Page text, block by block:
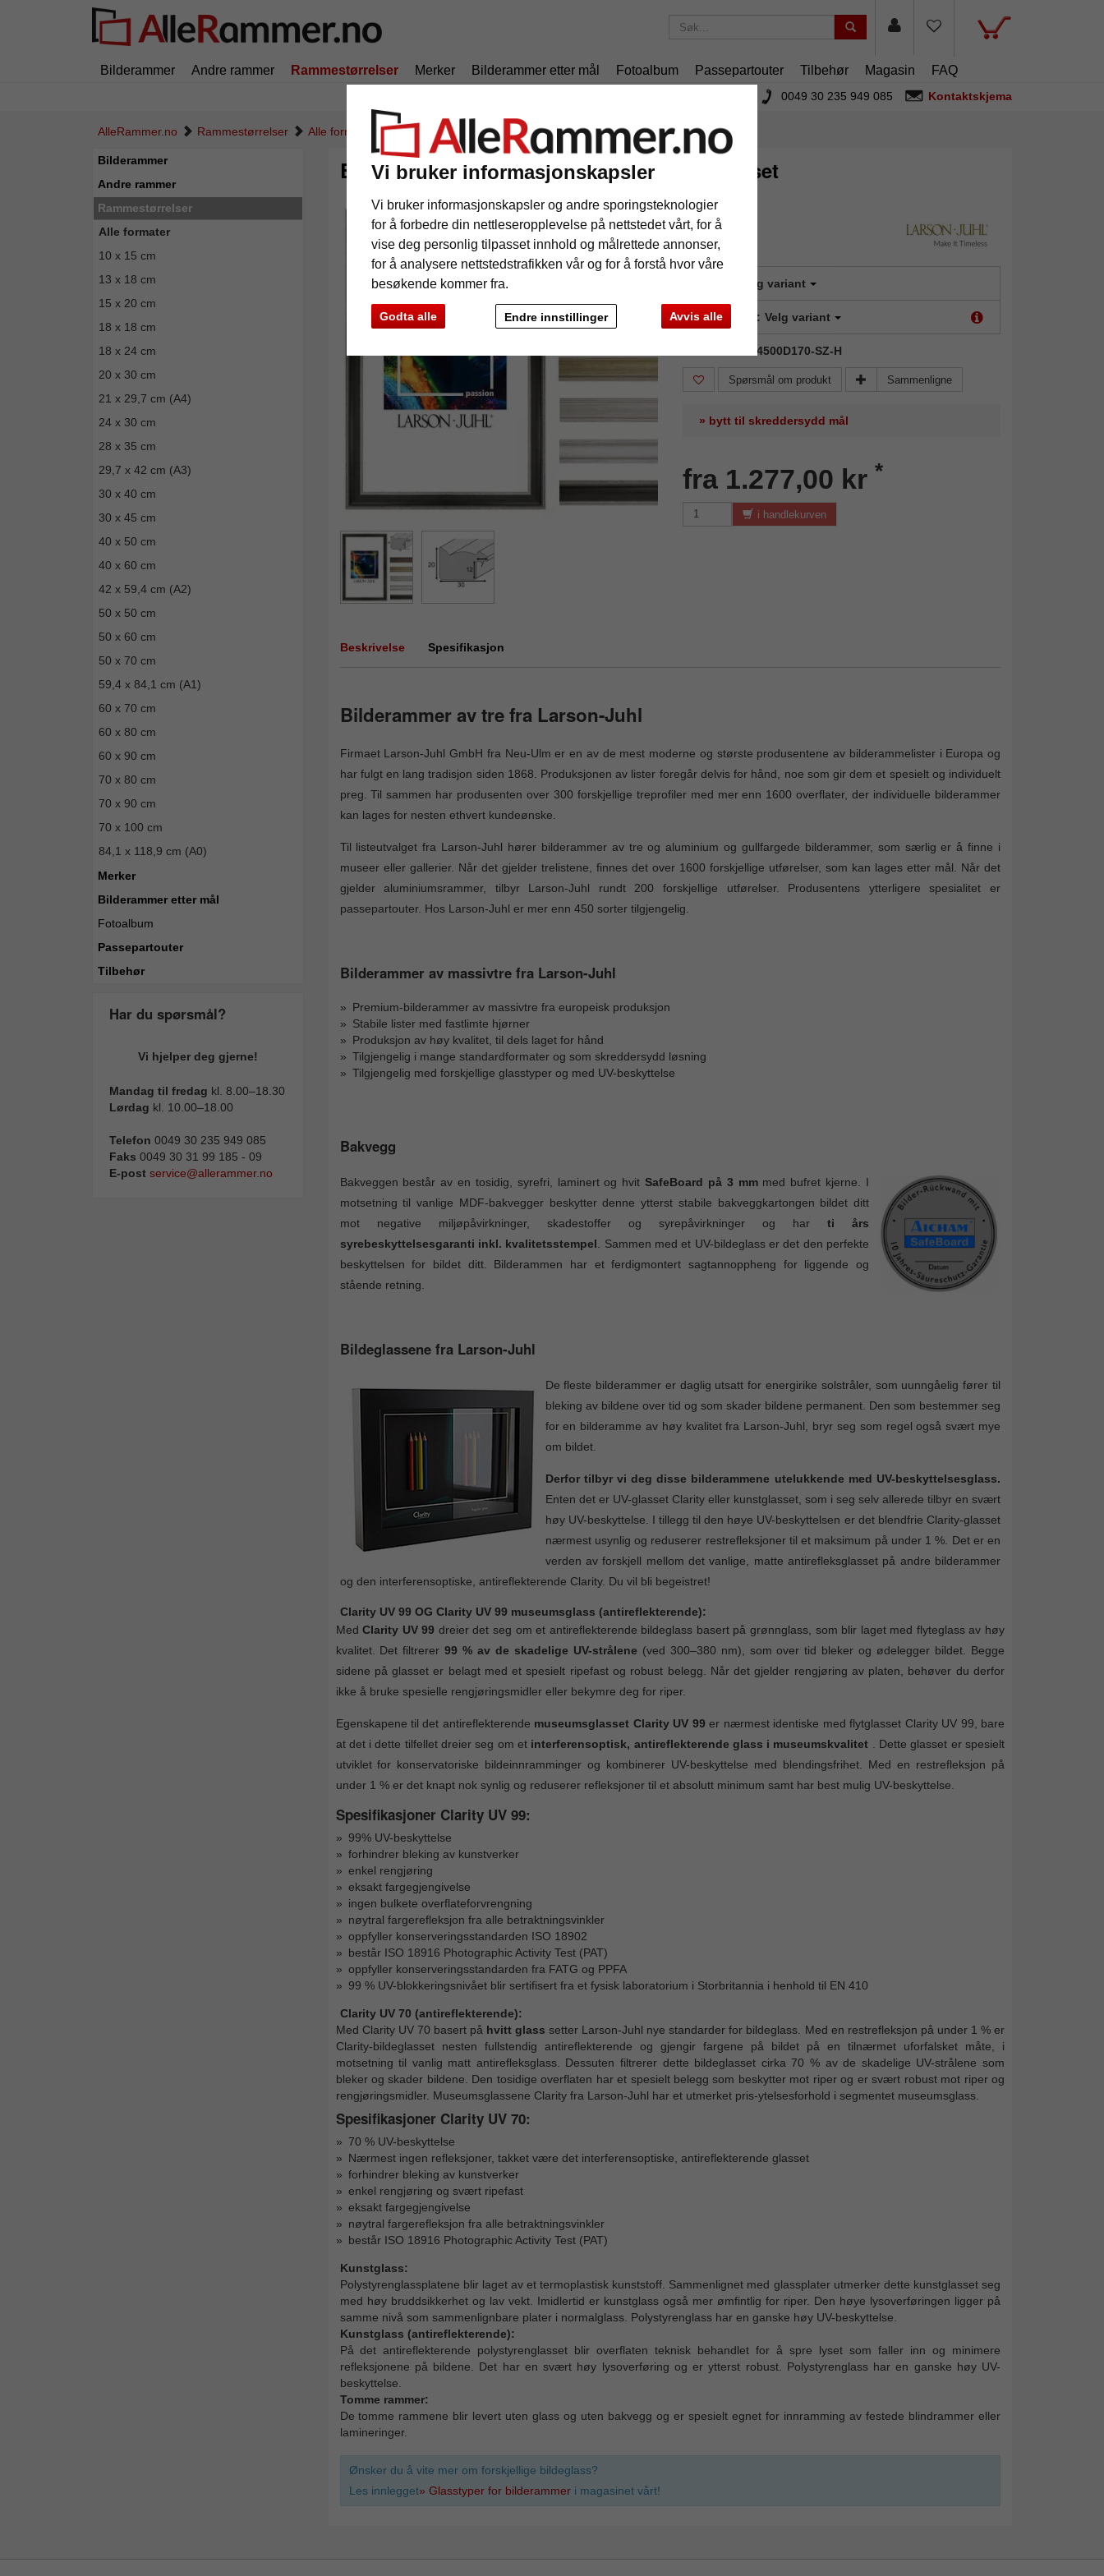
Vi bruker informasjonskapsler
Vi bruker informasjonskapsler og andre sporingsteknologier
for å forbedre din nettleseropplevelse på nettstedet vårt, for å
vise deg personlig tilpasset innhold og målrettede annonser,
for å analysere nettstedstrafikken vår og for å forstå hvor våre
besøkende kommer fra.
Godta alle Avvis alle
Endre innstillinger
Bilderammer Andre rammer Rammestørrelser Merker Bilderammer etter mål Fotoalbum Passepartouter Tilbehør Magasin FAQ
0049 30 235 949 085 Kontaktskjema
AlleRammer.no Rammestørrelser Alle formater Bilderamme av tre Fenice 3,0 – spesialtilpasset
Bilderammer
Andre rammer
Rammestørrelser
Alle formater
10 x 15 cm
13 x 18 cm
15 x 20 cm
18 x 18 cm
18 x 24 cm
20 x 30 cm
21 x 29,7 cm (A4)
24 x 30 cm
28 x 35 cm
29,7 x 42 cm (A3)
30 x 40 cm
30 x 45 cm
40 x 50 cm
40 x 60 cm
42 x 59,4 cm (A2)
50 x 50 cm
50 x 60 cm
50 x 70 cm
59,4 x 84,1 cm (A1)
60 x 70 cm
60 x 80 cm
60 x 90 cm
70 x 80 cm
70 x 90 cm
70 x 100 cm
84,1 x 118,9 cm (A0)
Merker
Bilderammer etter mål
Fotoalbum
Passepartouter
Tilbehør
Har du spørsmål?
Vi hjelper deg gjerne!
Mandag til fredag kl. 8.00–18.30
Lørdag kl. 10.00–18.00
Telefon 0049 30 235 949 085
Faks 0049 30 31 99 185 - 09
E-post service@allerammer.no
Bilderamme av tre Fenice 3,0 – spesialtilpasset
Velg variant
Glasstype: Velg variant
Artnr.: AIC-364500D170-SZ-H
Spørsmål om produkt Sammenligne
» bytt til skreddersydd mål
fra 1.277,00 kr *
i handlekurven
Beskrivelse Spesifikasjon
Bilderammer av tre fra Larson-Juhl
Firmaet Larson-Juhl GmbH fra Neu-Ulm er en av de mest moderne og største produsentene av bilderammelister i Europa og
har fulgt en lang tradisjon siden 1868. Produksjonen av lister foregår delvis for hånd, noe som gir dem et spesielt og individuelt
preg. Til sammen har produsenten over 300 forskjellige treprofiler med mer enn 1600 overflater, der individuelle bilderammer
kan lages for nesten ethvert kundeønske.
Til listeutvalget fra Larson-Juhl hører bilderammer av tre og aluminium og gullfargede bilderammer, som særlig er å finne i
museer eller gallerier. Når det gjelder trelistene, finnes det over 1600 forskjellige utførelser, som kan lages etter mål. Når det
gjelder aluminiumsrammer, tilbyr Larson-Juhl rundt 200 forskjellige utførelser. Produsentens ytterligere spesialitet er
passepartouter. Hos Larson-Juhl er mer enn 450 sorter tilgjengelig.
Bilderammer av massivtre fra Larson-Juhl
Premium-bilderammer av massivtre fra europeisk produksjon
Stabile lister med fastlimte hjørner
Produksjon av høy kvalitet, til dels laget for hånd
Tilgjengelig i mange standardformater og som skreddersydd løsning
Tilgjengelig med forskjellige glasstyper og med UV-beskyttelse
Bakvegg
Bakveggen består av en tosidig, syrefri, laminert og hvitSafeBoard på 3 mmmed bufret kjerne. I
motsetning til vanlige MDF-bakvegger beskytter denne ytterst stabile bakveggkartongen bildet ditt
mot negative miljøpåvirkninger, skadestoffer og syrepåvirkninger og har ti års
syrebeskyttelsesgaranti inkl. kvalitetsstempel . Sammen med et UV-bildeglass er det den perfekte
beskyttelsen for bildet ditt. Bilderammen har et ferdigmontert sagtannoppheng for liggende og
stående retning.
Bildeglassene fra Larson-Juhl
De fleste bilderammer er daglig utsatt for energirike solstråler, som uunngåelig fører til
bleking av bildene over tid og som skader bildene permanent. Den som bestemmer seg
for en bilderamme av høy kvalitet fra Larson-Juhl, bryr seg som regel også svært mye
om bildet.
Derfor tilbyr vi deg disse bilderammene utelukkende med UV-beskyttelsesglass.
Enten det er UV-glasset Clarity eller kunstglasset, som i seg selv allerede tilbyr en svært
høy UV-beskyttelse. I tillegg til den høye UV-beskyttelsen er det blendfrie Clarity-glasset
nærmest usynlig og reduserer restrefleksjoner til et maksimum på under 1 %. Det er en
verden av forskjell mellom det vanlige, matte antirefleksglasset på andre bilderammer
og den interferensoptiske, antireflekterende Clarity. Du vil bli begeistret!
Clarity UV 99 OG Clarity UV 99 museumsglass (antireflekterende):
MedClarity UV 99 dreier det seg om et antireflekterende bildeglass basert på grønnglass, som blir laget med flyteglass av høy
kvalitet. Det filtrerer99 % av de skadelige UV-strålene (ved 300–380 nm), som over tid bleker og ødelegger bildet. Begge
sidene på glasset er belagt med et spesielt ripefast og robust belegg. Når det gjelder rengjøring av platen, behøver du derfor
ikke å bruke spesielle rengjøringsmidler eller bekymre deg for riper.
Egenskapene til det antireflekterende museumsglasset Clarity UV 99 er nærmest identiske med flytglasset Clarity UV 99, bare
at det i dette tilfellet dreier seg om et interferensoptisk, antireflekterende glass i museumskvalitet . Dette glasset er spesielt
utviklet for konservatoriske bildeinnramminger og kombinerer UV-beskyttelse med blendingsfrihet. Med en restrefleksjon på
under 1 % er det knapt nok synlig og reduserer refleksjoner til et absolutt minimum samt har best mulig UV-beskyttelse.
Spesifikasjoner Clarity UV 99:
99% UV-beskyttelse
forhindrer bleking av kunstverker
enkel rengjøring
eksakt fargegjengivelse
ingen bulkete overflateforvrengning
nøytral fargerefleksjon fra alle betraktningsvinkler
oppfyller konserveringsstandarden ISO 18902
består ISO 18916 Photographic Activity Test (PAT)
oppfyller konserveringsstandarden fra FATG og PPFA
99 % UV-blokkeringsnivået blir sertifisert fra et fysisk laboratorium i Storbritannia i henhold til EN 410
Clarity UV 70 (antireflekterende):
Med Clarity UV 70 basert på hvitt glass setter Larson-Juhl nye standarder for bildeglass. Med en restrefleksjon på under 1 % er
Clarity-bildeglasset nesten fullstendig antireflekterende og gjengir fargene på bildet på en tilnærmet uforfalsket måte, i
motsetning til vanlig matt antirefleksglass. Dessuten filtrerer dette bildeglasset cirka 70 % av de skadelige UV-strålene som
bleker og skader bildene. Den tosidige overflaten har et spesielt belegg som beskytter mot riper og er svært robust mot riper og
rengjøringsmidler. Museumsglassene Clarity fra Larson-Juhl har et utmerket pris-ytelsesforhold i segmentet museumsglass.
Spesifikasjoner Clarity UV 70:
70 % UV-beskyttelse
Nærmest ingen refleksjoner, takket være det interferensoptiske, antireflekterende glasset
forhindrer bleking av kunstverker
enkel rengjøring og svært ripefast
eksakt fargegjengivelse
nøytral fargerefleksjon fra alle betraktningsvinkler
består ISO 18916 Photographic Activity Test (PAT)
Kunstglass:
Polystyrenglassplatene blir laget av et termoplastisk kunststoff. Sammenlignet med glassplater utmerker dette kunstglasset seg
med høy bruddsikkerhet og lav vekt. Imidlertid er kunstglass også mer ømfintlig for riper. Den høye lysoverføringen ligger på
samme nivå som sammenlignbare plater i normalglass. Polystyrenglass har en ganske høy UV-beskyttelse.
Kunstglass (antireflekterende):
På det antireflekterende polystyrenglasset blir overflaten teknisk behandlet for å spre lyset som faller inn og minimere
refleksjonene på bildene. Det har en svært høy lysoverføring og er ytterst robust. Polystyrenglass har en ganske høy UV-
beskyttelse.
Tomme rammer:
De tomme rammene blir levert uten glass og uten bakvegg og er spesielt egnet for innramming av festede blindrammer eller
lamineringer.
Ønsker du å vite mer om forskjellige bildeglass?
Les innlegget» Glasstyper for bilderammeri magasinet vårt!